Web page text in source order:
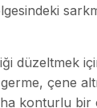
düzeltmek
çene altı
konturlu bir